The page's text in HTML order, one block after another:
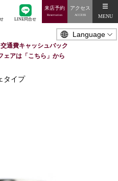
LINE問合せ
来店予約
Reservation
アクセス
ACCESS MENU
通費キャッシュバック
ェアは「こちら」から
タイプ